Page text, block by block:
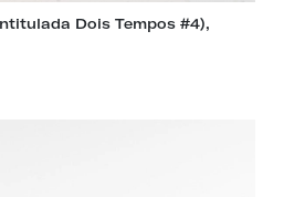
Dois Tempos #4),